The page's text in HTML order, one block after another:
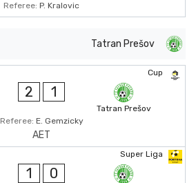
Referee: P. Kralovic
Tatran Prešov
Cup
2 1
Tatran Prešov
Referee: E. Gemzicky
AET
Super Liga
1 0